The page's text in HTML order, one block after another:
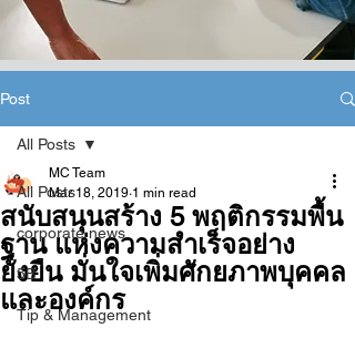
Post
All Posts
corporate news
5B
Tip & Management
All Posts
สนับสนุนสร้าง 5 พฤติกรรมพื้น
ฐาน แห่งความสำเร็จอย่าง
ยั่งยืน มั่นใจเพิ่มศักยภาพบุคคล
และองค์กร
MC Team
Mar 18, 2019 1 min read